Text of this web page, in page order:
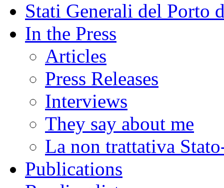
Stati Generali del Porto
In the Press
Articles
Press Releases
Interviews
They say about me
La non trattativa
Publications